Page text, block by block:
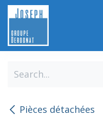
Skip to Content
Pièces détachées